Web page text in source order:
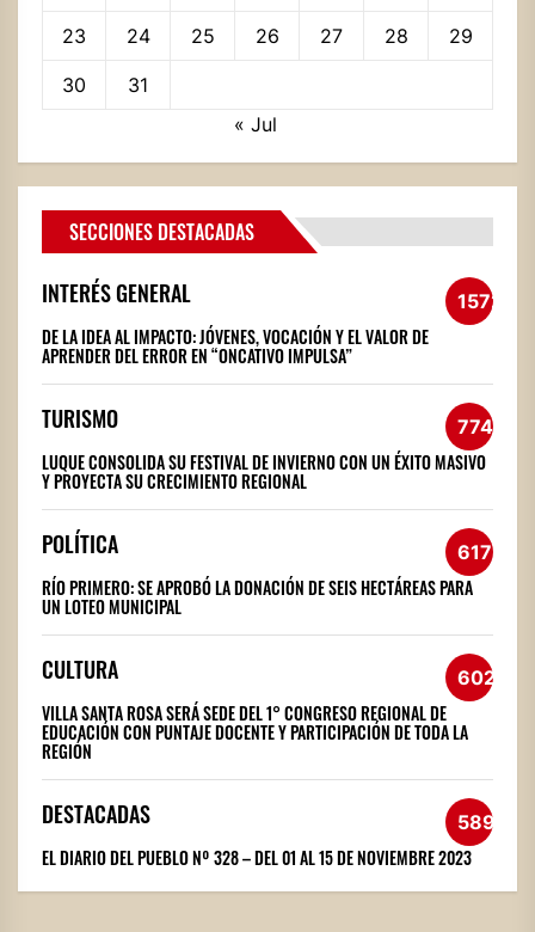
23 24 25 26 27 28 29
30
31
« Jul
SECCIONES DESTACADAS
INTERÉS GENERAL 1572
DE LA IDEA AL IMPACTO: JÓVENES, VOCACIÓN Y EL VALOR DE
APRENDER DEL ERROR EN “ONCATIVO IMPULSA”
TURISMO 774
LUQUE CONSOLIDA SU FESTIVAL DE INVIERNO CON UN ÉXITO MASIVO
Y PROYECTA SU CRECIMIENTO REGIONAL
POLÍTICA 617
RÍO PRIMERO: SE APROBÓ LA DONACIÓN DE SEIS HECTÁREAS PARA
UN LOTEO MUNICIPAL
CULTURA 602
VILLA SANTA ROSA SERÁ SEDE DEL 1° CONGRESO REGIONAL DE
EDUCACIÓN CON PUNTAJE DOCENTE Y PARTICIPACIÓN DE TODA LA
REGIÓN
DESTACADAS 589
EL DIARIO DEL PUEBLO Nº 328 – DEL 01 AL 15 DE NOVIEMBRE 2023